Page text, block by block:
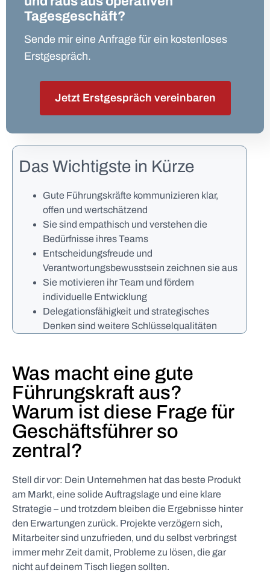
Tagesgeschäft?
Sende mir eine Anfrage für ein kostenloses
Erstgespräch.
Jetzt Erstgespräch vereinbaren
Das Wichtigste in Kürze
Gute Führungskräfte kommunizieren klar,
offen und wertschätzend
Sie sind empathisch und verstehen die
Bedürfnisse ihres Teams
Entscheidungsfreude und
Verantwortungsbewusstsein zeichnen sie aus
Sie motivieren ihr Team und fördern
individuelle Entwicklung
Delegationsfähigkeit und strategisches
Denken sind weitere Schlüsselqualitäten
Was macht eine gute
Führungskraft aus?
Warum ist diese Frage für
Geschäftsführer so
zentral?
Stell dir vor: Dein Unternehmen hat das beste Produkt
am Markt, eine solide Auftragslage und eine klare
Strategie – und trotzdem bleiben die Ergebnisse hinter
den Erwartungen zurück. Projekte verzögern sich,
Mitarbeiter sind unzufrieden, und du selbst verbringst
immer mehr Zeit damit, Probleme zu lösen, die gar
nicht auf deinem Tisch liegen sollten.